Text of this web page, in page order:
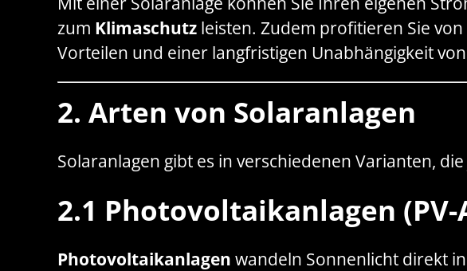
zum Klimaschutz leisten. Zudem profitieren Sie
Vorteilen und einer langfristigen Unabhängigkeit
2. Arten von Solaranlagen
Solaranlagen gibt es in verschiedenen Varianten,
2.1 Photovoltaikanlagen (PV-
Photovoltaikanlagen wandeln Sonnenlicht direkt